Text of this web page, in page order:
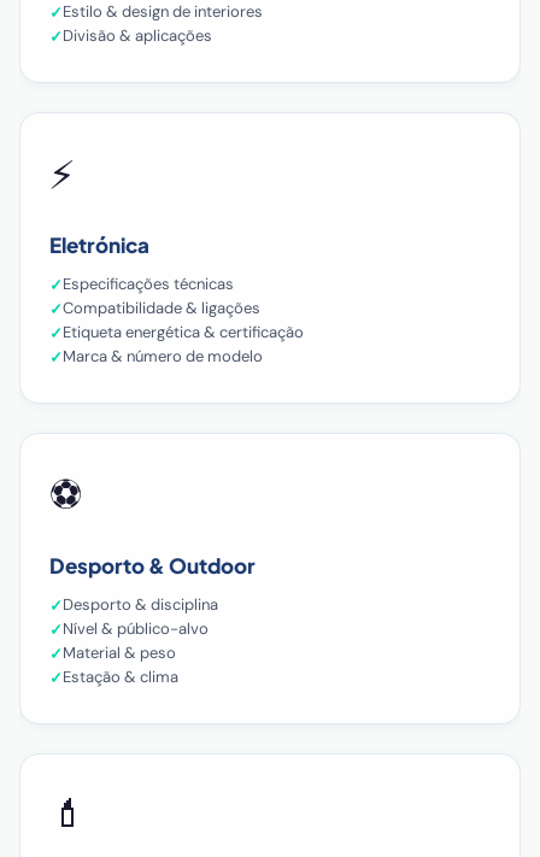
Estilo & design de interiores
Divisão & aplicações
⚡
Eletrónica
Especificações técnicas
Compatibilidade & ligações
Etiqueta energética & certificação
Marca & número de modelo
⚽
Desporto & Outdoor
Desporto & disciplina
Nível & público-alvo
Material & peso
Estação & clima
💄